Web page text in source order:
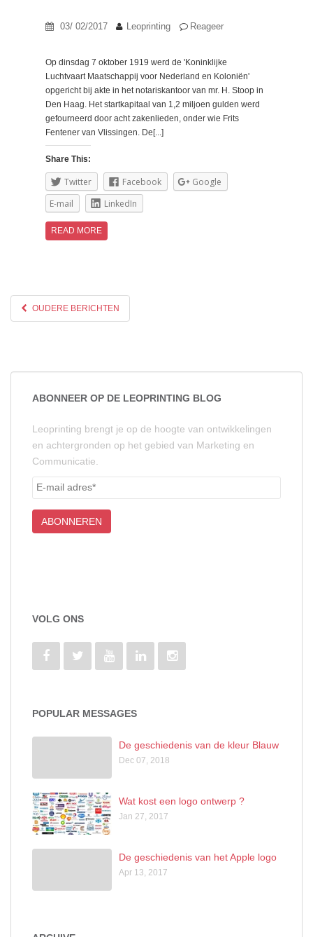
03/ 02/2017 Leoprinting Reageer
Op dinsdag 7 oktober 1919 werd de 'Koninklijke
Luchtvaart Maatschappij voor Nederland en Koloniën'
opgericht bij akte in het notariskantoor van mr. H. Stoop in
Den Haag. Het startkapitaal van 1,2 miljoen gulden werd
gefourneerd door acht zakenlieden, onder wie Frits
Fentener van Vlissingen. De[...]
Share This:
Twitter Facebook
Google
E-mail
LinkedIn
READ MORE
OUDERE BERICHTEN
ABONNEER OP DE LEOPRINTING BLOG
Leoprinting brengt je op de hoogte van ontwikkelingen
en achtergronden op het gebied van Marketing en
Communicatie.
VOLG ONS
POPULAR MESSAGES
De geschiedenis van de kleur Blauw
Dec 07, 2018
Wat kost een logo ontwerp ?
Jan 27, 2017
De geschiedenis van het Apple logo
Apr 13, 2017